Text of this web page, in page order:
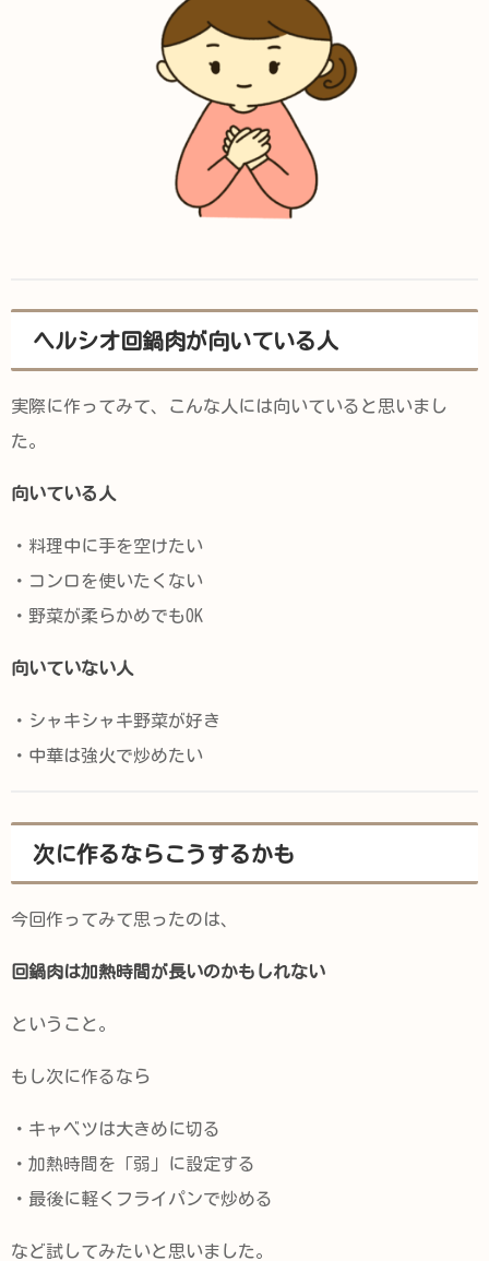
ヘルシオ回鍋肉が向いている人
実際に作ってみて、こんな人には向いていると思いまし
た。
向いている人
・料理中に手を空けたい
・コンロを使いたくない
・野菜が柔らかめでもOK
向いていない人
・シャキシャキ野菜が好き
・中華は強火で炒めたい
次に作るならこうするかも
今回作ってみて思ったのは、
回鍋肉は加熱時間が長いのかもしれない
ということ。
もし次に作るなら
・キャベツは大きめに切る
・加熱時間を「弱」に設定する
・最後に軽くフライパンで炒める
など試してみたいと思いました。